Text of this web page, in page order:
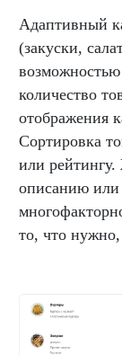
Адаптивный
(закуски,
возможностью
количество
отображения
Сортировка
или
описанию или
то, что нужно,